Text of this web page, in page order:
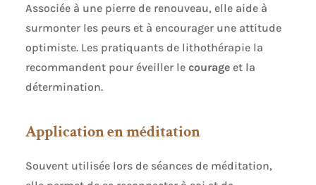
Associée à une pierre de renouveau, elle aide à
surmonter les peurs et à encourager une attitude
optimiste. Les pratiquants de lithothérapie la
recommandent pour éveiller le courageet la
détermination.
Application en méditation
Souvent utilisée lors de séances de méditation,